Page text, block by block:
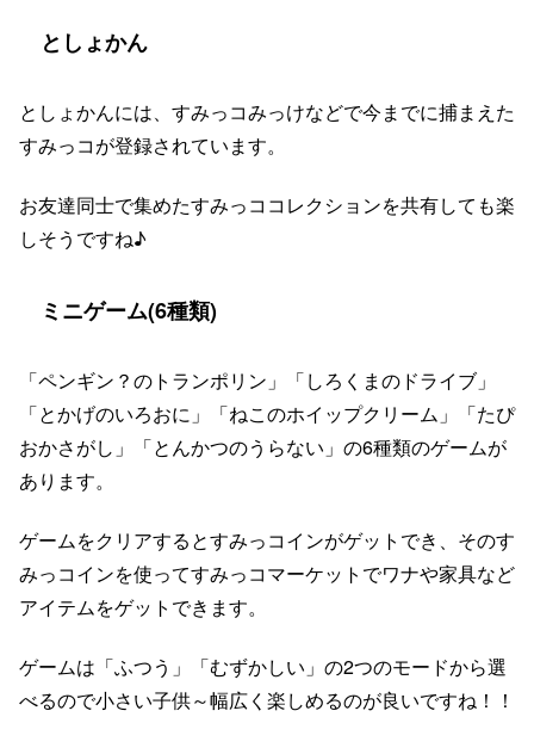
としょかん
としょかんには、すみっコみっけなどで今までに捕まえた
すみっコが登録されています。
お友達同士で集めたすみっココレクションを共有しても楽
しそうですね♪
ミニゲーム(6種類)
「ペンギン？のトランポリン」「しろくまのドライブ」
「とかげのいろおに」「ねこのホイップクリーム」「たぴ
おかさがし」「とんかつのうらない」の6種類のゲームが
あります。
ゲームをクリアするとすみっコインがゲットでき、そのす
みっコインを使ってすみっコマーケットでワナや家具など
アイテムをゲットできます。
ゲームは「ふつう」「むずかしい」の2つのモードから選
べるので小さい子供～幅広く楽しめるのが良いですね！！